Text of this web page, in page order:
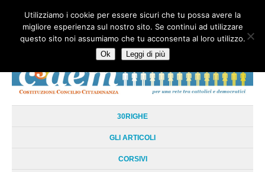
HOME CHI SIAMO LA RETE LE RADICI DOCUMENTAZIONE
AREE TEMATICHE
30RIGHE
GLI ARTICOLI
CORSIVI
Utilizziamo i cookie per essere sicuri che tu possa avere la
migliore esperienza sul nostro sito. Se continui ad utilizzare
questo sito noi assumiamo che tu acconsenta al loro utilizzo.
Ok Leggi di più